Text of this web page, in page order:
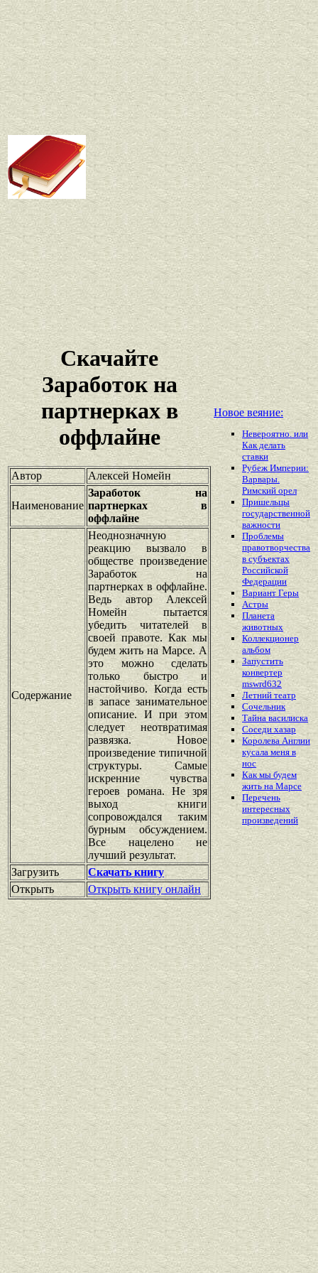
Скачайте
Заработок на
партнерках в
оффлайне
Автор Алексей Номейн
Наименование
Заработок на
партнерках в
оффлайне
Содержание
Неоднозначную
реакцию вызвало в
обществе произведение
Заработок на
партнерках в оффлайне.
Ведь автор Алексей
Номейн пытается
убедить читателей в
своей правоте. Как мы
будем жить на Марсе. А
это можно сделать
только быстро и
настойчиво. Когда есть
в запасе занимательное
описание. И при этом
следует неотвратимая
развязка. Новое
произведение типичной
структуры. Самые
искренние чувства
героев романа. Не зря
выход книги
сопровождался таким
бурным обсуждением.
Все нацелено не
лучший результат.
Загрузить
Скачать книгу
Открыть
Открыть книгу онлайн
Новое веяние:
Невероятно. или
Как делать
ставки
Рубеж Империи:
Варвары.
Римский орел
Пришельцы
государственной
важности
Проблемы
правотворчества
в субъектах
Российской
Федерации
Вариант Геры
Астры
Планета
животных
Коллекционер
альбом
Запустить
конвертер
mswrd632
Летний театр
Сочельник
Тайна василиска
Соседи хазар
Королева Англии
кусала меня в
нос
Как мы будем
жить на Марсе
Перечень
интересных
произведений